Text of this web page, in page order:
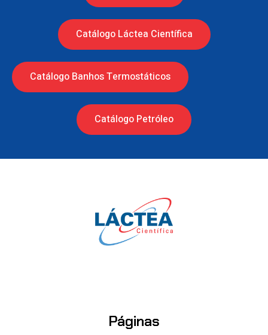
Catálogo Láctea Científica
Catálogo Banhos Termostáticos
Catálogo Petróleo
Páginas